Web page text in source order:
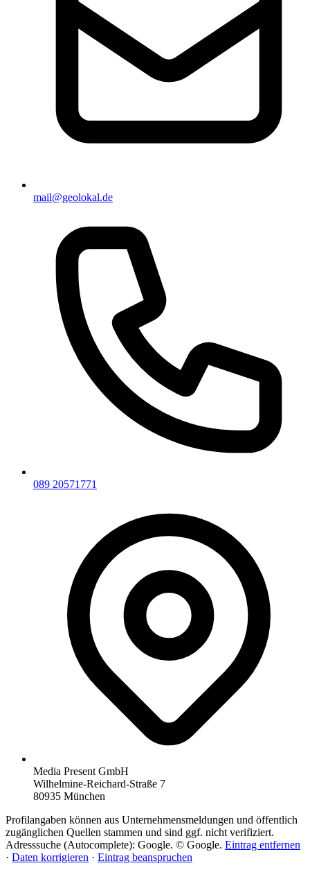
mail@geolokal.de
089 20571771
Media Present GmbH
Wilhelmine-Reichard-Straße 7
80935 München
Profilangaben können aus Unternehmensmeldungen und öffentlich
zugänglichen Quellen stammen und sind ggf. nicht verifiziert.
Adresssuche (Autocomplete): Google. © Google. Eintrag entfernen
· Daten korrigieren · Eintrag beanspruchen